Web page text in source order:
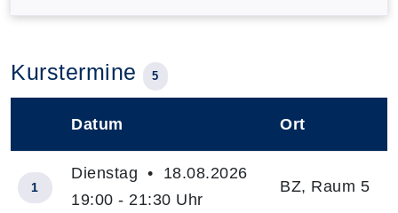
Kurstermine 5
Datum Ort
1
Dienstag • 18.08.2026
19:00 - 21:30 Uhr
BZ, Raum 5